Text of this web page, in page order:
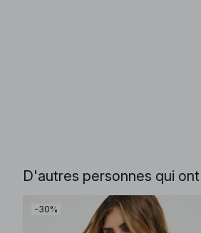
D'autres personnes qui
-30%